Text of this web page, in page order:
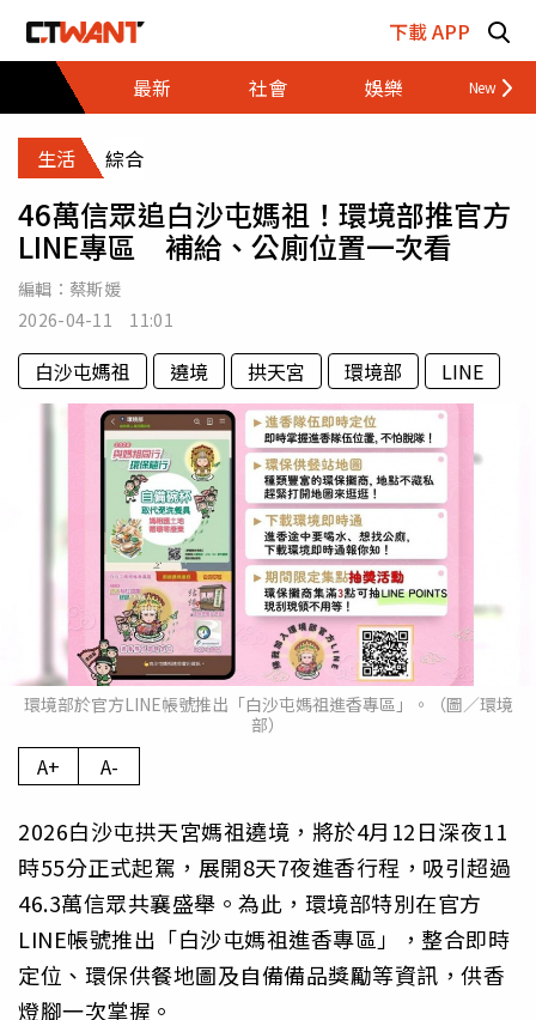
下載 APP
最新
社會 娛樂 財經
生活 綜合
46萬信眾追白沙屯媽祖！環境部推官方
LINE專區 補給、公廁位置一次看
編輯： 蔡斯媛
2026-04-11 11:01
白沙屯媽祖 遶境 拱天宮 環境部 LINE
環境部於官方LINE帳號推出「白沙屯媽祖進香專區」。（圖／環境
部）
A+ A-
2026白沙屯拱天宮媽祖遶境，將於4月12日深夜11
時55分正式起駕，展開8天7夜進香行程，吸引超過
46.3萬信眾共襄盛舉。為此，環境部特別在官方
LINE帳號推出「白沙屯媽祖進香專區」，整合即時
定位、環保供餐地圖及自備備品獎勵等資訊，供香
燈腳一次掌握。